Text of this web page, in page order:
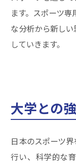
ます。スポーツ
な分析から新し
していきます。
大学との
日本のスポーツ
行い、科学的な